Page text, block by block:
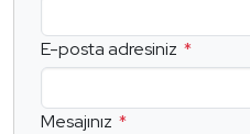
E-posta adresiniz
Mesajınız